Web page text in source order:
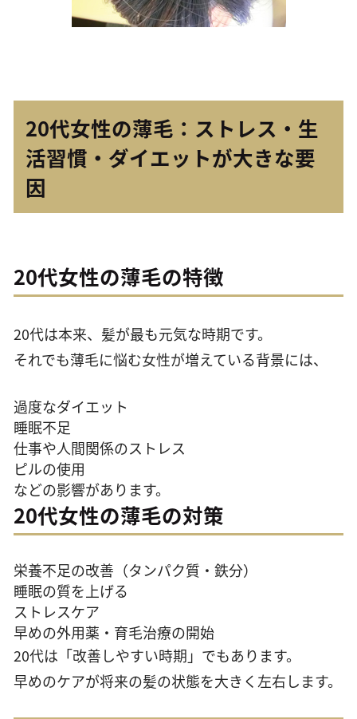
20代女性の薄毛：ストレス・生
活習慣・ダイエットが大きな要
因
20代女性の薄毛の特徴
20代は本来、髪が最も元気な時期です。
それでも薄毛に悩む女性が増えている背景には、
過度なダイエット
睡眠不足
仕事や人間関係のストレス
ピルの使用
などの影響があります。
20代女性の薄毛の対策
栄養不足の改善（タンパク質・鉄分）
睡眠の質を上げる
ストレスケア
早めの外用薬・育毛治療の開始
20代は「改善しやすい時期」でもあります。
早めのケアが将来の髪の状態を大きく左右します。